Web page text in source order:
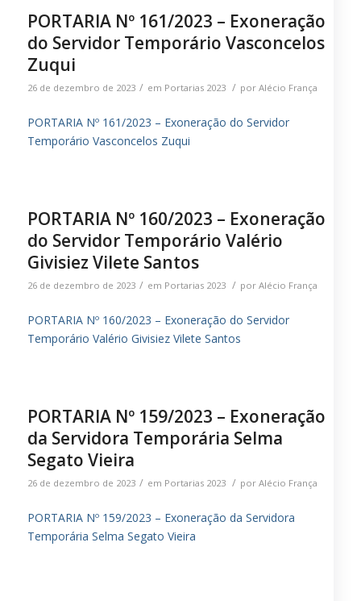
PORTARIA Nº 161/2023 – Exoneração
do Servidor Temporário Vasconcelos
Zuqui
26 de dezembro de 2023 / em Portarias 2023 / por Alécio França
PORTARIA Nº 161/2023 – Exoneração do Servidor
Temporário Vasconcelos Zuqui
PORTARIA Nº 160/2023 – Exoneração
do Servidor Temporário Valério
Givisiez Vilete Santos
26 de dezembro de 2023 / em Portarias 2023 / por Alécio França
PORTARIA Nº 160/2023 – Exoneração do Servidor
Temporário Valério Givisiez Vilete Santos
PORTARIA Nº 159/2023 – Exoneração
da Servidora Temporária Selma
Segato Vieira
26 de dezembro de 2023 / em Portarias 2023 / por Alécio França
PORTARIA Nº 159/2023 – Exoneração da Servidora
Temporária Selma Segato Vieira